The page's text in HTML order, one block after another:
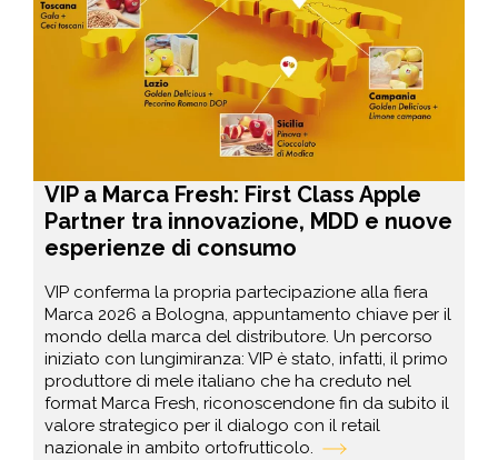
VIP a Marca Fresh: First Class Apple
Partner tra innovazione, MDD e nuove
esperienze di consumo
VIP conferma la propria partecipazione alla fiera
Marca 2026 a Bologna, appuntamento chiave per il
mondo della marca del distributore. Un percorso
iniziato con lungimiranza: VIP è stato, infatti, il primo
produttore di mele italiano che ha creduto nel
format Marca Fresh, riconoscendone fin da subito il
valore strategico per il dialogo con il retail
nazionale in ambito ortofrutticolo.